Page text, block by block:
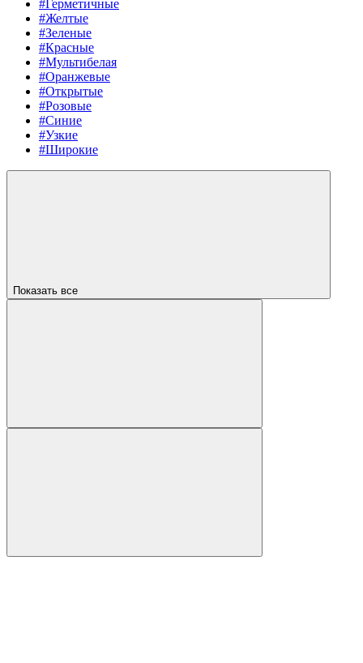
#Герметичные
#Желтые
#Зеленые
#Красные
#Мультибелая
#Оранжевые
#Открытые
#Розовые
#Синие
#Узкие
#Широкие
Показать все